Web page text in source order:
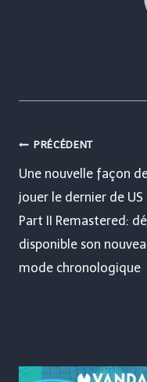
Navigation
de
l’article
PRÉCÉDENT
Une nouvelle façon
jouer le dernier de US
Part II Remastered:
disponible son
mode chronologique